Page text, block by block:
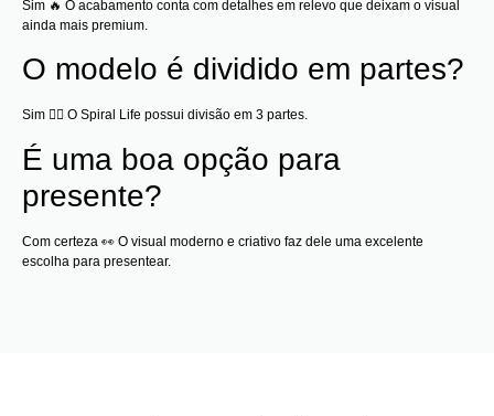
Sim 🔥 O acabamento conta com detalhes em relevo que deixam o visual
ainda mais premium.
O modelo é dividido em partes?
Sim 😮‍💨 O Spiral Life possui divisão em 3 partes.
É uma boa opção para
presente?
Com certeza 👀 O visual moderno e criativo faz dele uma excelente
escolha para presentear.